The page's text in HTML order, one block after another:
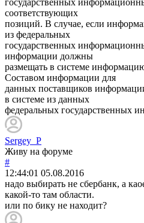
соответствующих
позиций. В случае, если
из федеральных
государственных
информации должны
размещать в системе
Составом информации для
данных поставщиков
в системе из данных
федеральных государственных
Sergey_P
Живу на форуме
#
12:44:01 05.08.2016
надо выбирать не сбербанк, а
какой-то там области.
или по бику не находит?